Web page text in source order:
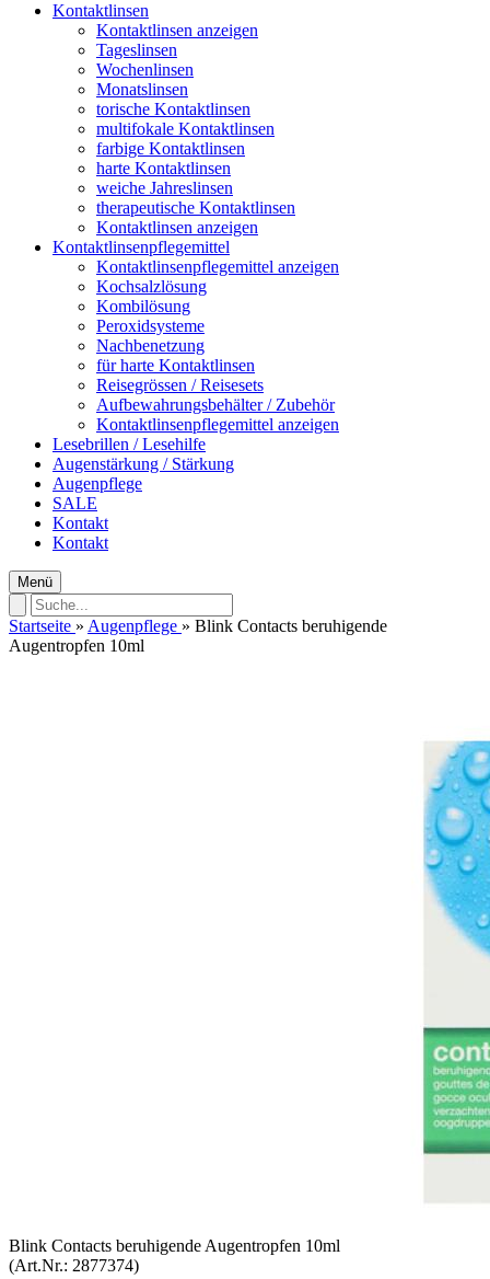
Kontaktlinsen
Kontaktlinsen anzeigen
Tageslinsen
Wochenlinsen
Monatslinsen
torische Kontaktlinsen
multifokale Kontaktlinsen
farbige Kontaktlinsen
harte Kontaktlinsen
weiche Jahreslinsen
therapeutische Kontaktlinsen
Kontaktlinsen anzeigen
Kontaktlinsenpflegemittel
Kontaktlinsenpflegemittel anzeigen
Kochsalzlösung
Kombilösung
Peroxidsysteme
Nachbenetzung
für harte Kontaktlinsen
Reisegrössen / Reisesets
Aufbewahrungsbehälter / Zubehör
Kontaktlinsenpflegemittel anzeigen
Lesebrillen / Lesehilfe
Augenstärkung / Stärkung
Augenpflege
SALE
Kontakt
Kontakt
Menü
Startseite » Augenpflege » Blink Contacts beruhigende
Augentropfen 10ml
Blink Con­tacts be­ru­hi­gen­de Au­gen­trop­fen 10ml
(Art.Nr.: 2877374)